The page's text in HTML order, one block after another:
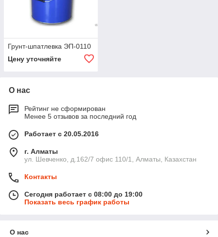
Грунт-шпатлевка ЭП-0110
Цену уточняйте
О нас
Рейтинг не сформирован
Менее 5 отзывов за последний год
Работает с 20.05.2016
г. Алматы
ул. Шевченко, д.162/7 офис 110/1, Алматы, Казахстан
Контакты
Сегодня работает с 08:00 до 19:00
Показать весь график работы
О нас